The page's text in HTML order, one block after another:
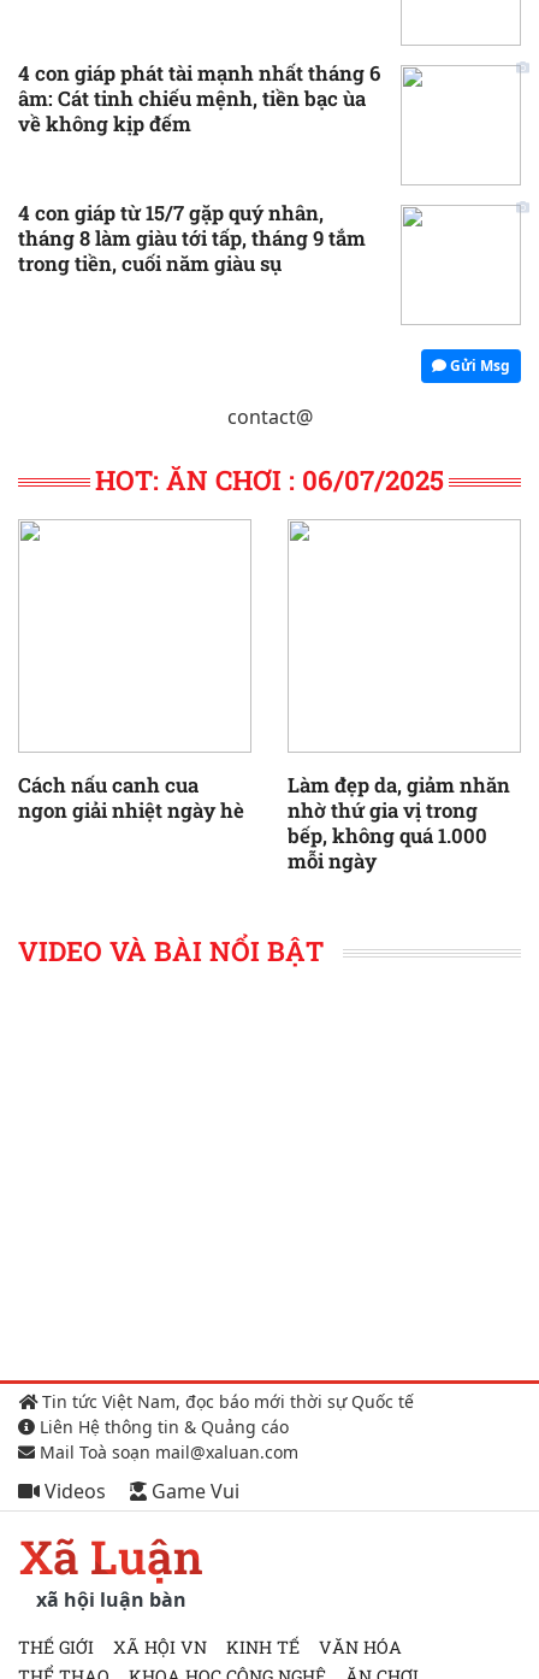
4 con giáp phát tài mạnh nhất tháng 6
âm: Cát tinh chiếu mệnh, tiền bạc ùa
về không kịp đếm
4 con giáp từ 15/7 gặp quý nhân,
tháng 8 làm giàu tới tấp, tháng 9 tắm
trong tiền, cuối năm giàu sụ
Gửi Msg
contact@
HOT: ĂN CHƠI : 06/07/2025
Cách nấu canh cua
ngon giải nhiệt ngày hè
Làm đẹp da, giảm nhăn
nhờ thứ gia vị trong
bếp, không quá 1.000
mỗi ngày
VIDEO VÀ BÀI NỔI BẬT
Tin tức Việt Nam, đọc báo mới thời sự Quốc tế
Liên Hệ thông tin & Quảng cáo
Mail Toà soạn mail@xaluan.com
Videos Game Vui
Xã Luận
xã hội luận bàn
THẾ GIỚI XÃ HỘI VN KINH TẾ
VĂN HÓA